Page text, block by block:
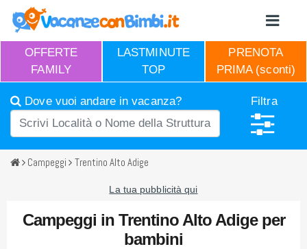
OFFERTE
FAMILY
LASTMINUTE
TOP
PRENOTA
PRIMA (sconti)
Dove vuoi andare in vacanza? Filtra
Campeggi Trentino Alto Adige
La tua pubblicità qui
Campeggi in Trentino Alto Adige per
bambini